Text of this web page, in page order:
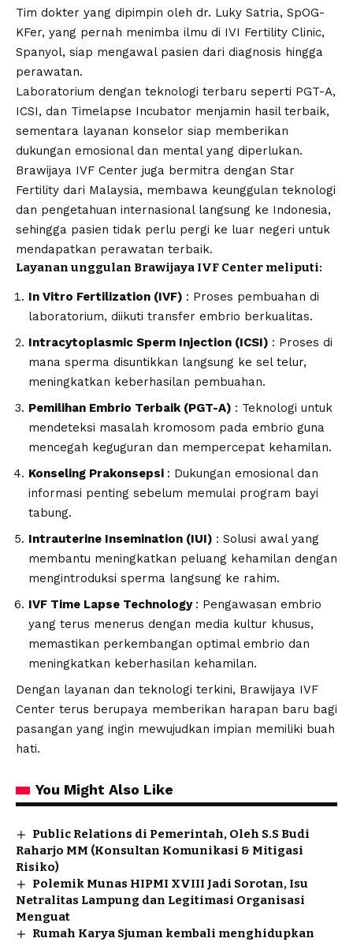
Tim dokter yang dipimpin oleh dr. Luky Satria, SpOG-
KFer, yang pernah menimba ilmu di IVI Fertility Clinic,
Spanyol, siap mengawal pasien dari diagnosis hingga
perawatan.
Laboratorium dengan teknologi terbaru seperti PGT-A,
ICSI, dan Timelapse Incubator menjamin hasil terbaik,
sementara layanan konselor siap memberikan
dukungan emosional dan mental yang diperlukan.
Brawijaya IVF Center juga bermitra dengan Star
Fertility dari Malaysia, membawa keunggulan teknologi
dan pengetahuan internasional langsung ke Indonesia,
sehingga pasien tidak perlu pergi ke luar negeri untuk
mendapatkan perawatan terbaik.
Layanan unggulan Brawijaya IVF Center meliputi:
In Vitro Fertilization (IVF) : Proses pembuahan di
laboratorium, diikuti transfer embrio berkualitas.
Intracytoplasmic Sperm Injection (ICSI) : Proses di
mana sperma disuntikkan langsung ke sel telur,
meningkatkan keberhasilan pembuahan.
Pemilihan Embrio Terbaik (PGT-A) : Teknologi untuk
mendeteksi masalah kromosom pada embrio guna
mencegah keguguran dan mempercepat kehamilan.
Konseling Prakonsepsi : Dukungan emosional dan
informasi penting sebelum memulai program bayi
tabung.
Intrauterine Insemination (IUI) : Solusi awal yang
membantu meningkatkan peluang kehamilan dengan
mengintroduksi sperma langsung ke rahim.
IVF Time Lapse Technology : Pengawasan embrio
yang terus menerus dengan media kultur khusus,
memastikan perkembangan optimal embrio dan
meningkatkan keberhasilan kehamilan.
Dengan layanan dan teknologi terkini, Brawijaya IVF
Center terus berupaya memberikan harapan baru bagi
pasangan yang ingin mewujudkan impian memiliki buah
hati.
You Might Also Like
Public Relations di Pemerintah, Oleh S.S Budi
Raharjo MM (Konsultan Komunikasi & Mitigasi
Risiko)
Polemik Munas HIPMI XVIII Jadi Sorotan, Isu
Netralitas Lampung dan Legitimasi Organisasi
Menguat
Rumah Karya Sjuman kembali menghidupkan